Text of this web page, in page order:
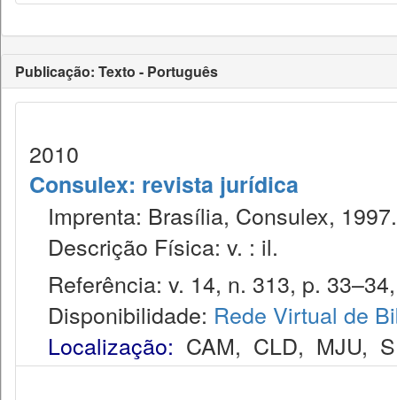
Publicação: Texto - Português
2010
Consulex: revista jurídica
Imprenta: Brasília, Consulex, 1997.
Descrição Física: v. : il.
Referência: v. 14, n. 313, p.
Disponibilidade: Rede Virtual de
Localização: CAM, CLD, MJU,